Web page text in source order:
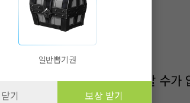
했다 .
렇게 내밀면 그누구도 거절할 수가
일반뽑기권
닫기 보상 받기